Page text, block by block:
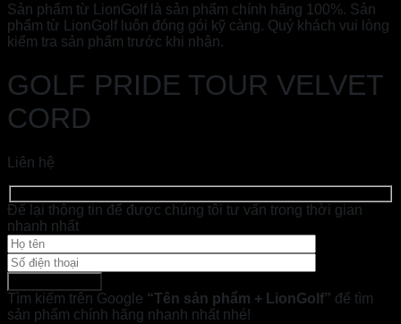
Sản phẩm từ LionGolf là sản phẩm chính hãng 100%. Sản
phẩm từ LionGolf luôn đóng gói kỹ càng. Quý khách vui lòng
kiểm tra sản phẩm trước khi nhận.
GOLF PRIDE TOUR VELVET
CORD
Liên hệ
Để lại thông tin để được chúng tôi tư vấn trong thời gian
nhanh nhất
Tìm kiếm trên Google “Tên sản phẩm + LionGolf” để tìm
sản phẩm chính hãng nhanh nhất nhé!